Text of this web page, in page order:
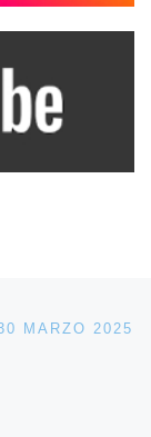
MARZO 2025